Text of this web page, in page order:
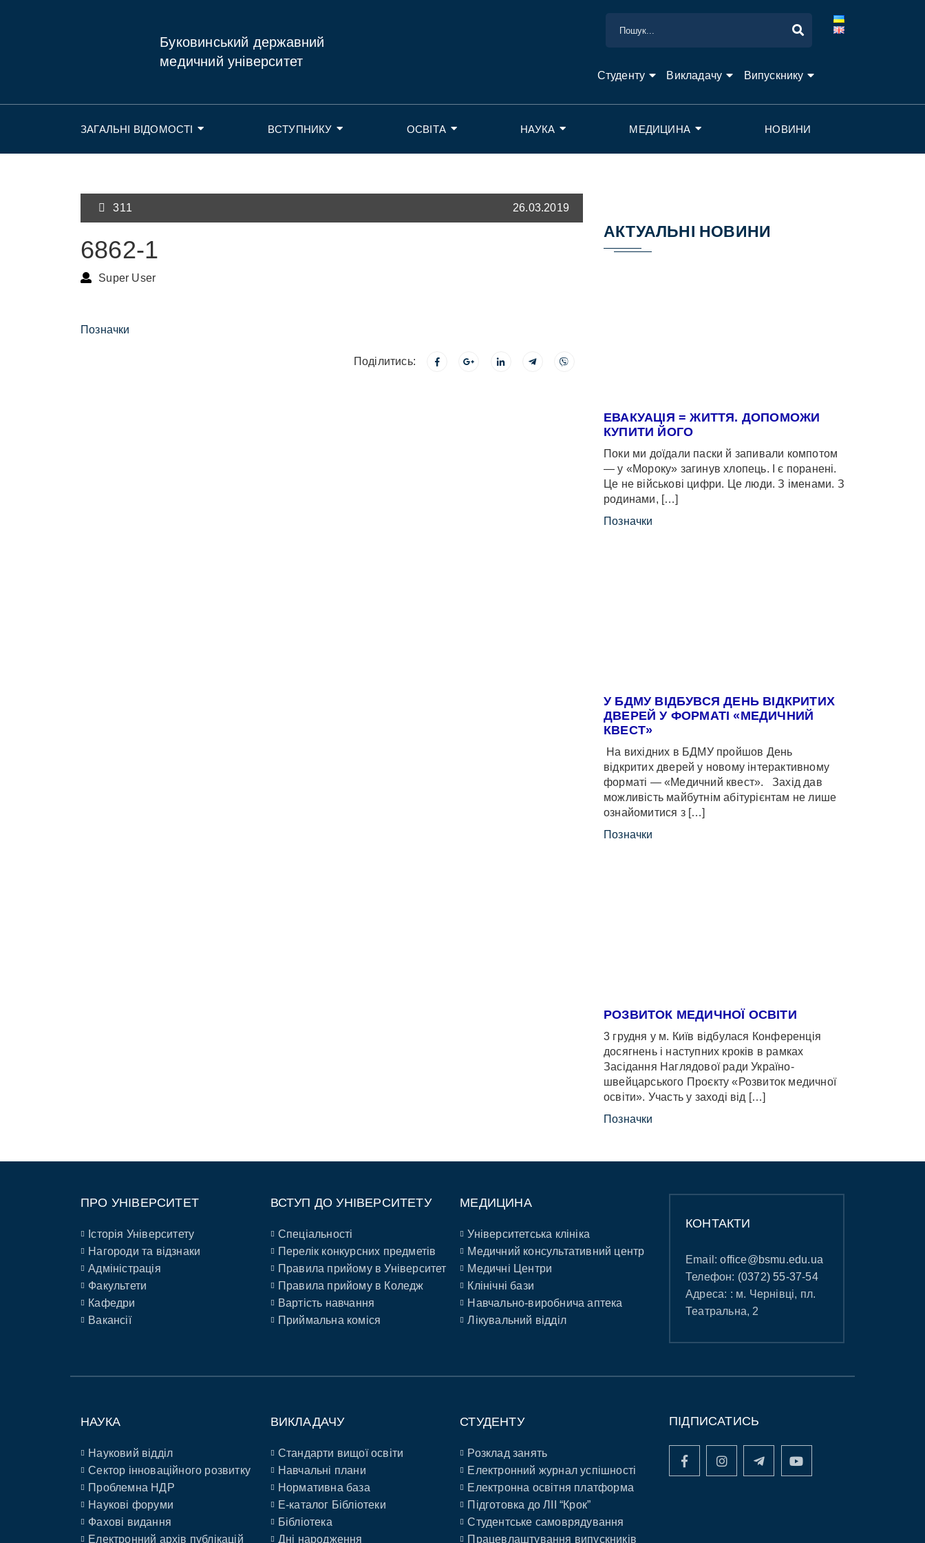
Буковинський державний
медичний університет
Студенту Викладачу Випускнику
ЗАГАЛЬНІ ВІДОМОСТІ ВСТУПНИКУ ОСВІТА НАУКА МЕДИЦИНА НОВИНИ
311 26.03.2019
6862-1
Super User
Позначки
Поділитись:
АКТУАЛЬНІ НОВИНИ
ЕВАКУАЦІЯ = ЖИТТЯ. ДОПОМОЖИ
КУПИТИ ЙОГО
Поки ми доїдали паски й запивали компотом
— у «Мороку» загинув хлопець. І є поранені.
Це не військові цифри. Це люди. З іменами. З
родинами, […]
Позначки
У БДМУ ВІДБУВСЯ ДЕНЬ ВІДКРИТИХ
ДВЕРЕЙ У ФОРМАТІ «МЕДИЧНИЙ
КВЕСТ»
На вихідних в БДМУ пройшов День
відкритих дверей у новому інтерактивному
форматі — «Медичний квест». Захід дав
можливість майбутнім абітурієнтам не лише
ознайомитися з […]
Позначки
РОЗВИТОК МЕДИЧНОЇ ОСВІТИ
3 грудня у м. Київ відбулася Конференція
досягнень і наступних кроків в рамках
Засідання Наглядової ради Україно-
швейцарського Проєкту «Розвиток медичної
освіти». Участь у заході від […]
Позначки
ПРО УНІВЕРСИТЕТ
Історія Університету
Нагороди та відзнаки
Адміністрація
Факультети
Кафедри
Вакансії
ВСТУП ДО УНІВЕРСИТЕТУ
Спеціальності
Перелік конкурсних предметів
Правила прийому в Університет
Правила прийому в Коледж
Вартість навчання
Приймальна коміся
МЕДИЦИНА
Університетська клініка
Медичний консультативний центр
Медичні Центри
Клінічні бази
Навчально-виробнича аптека
Лікувальний відділ
КОНТАКТИ
Email:office@bsmu.edu.ua
Телефон: (0372) 55-37-54
Адреса: : м. Чернівці, пл.
Театральна, 2
НАУКА
Науковий відділ
Сектор інноваційного розвитку
Проблемна НДР
Наукові форуми
Фахові видання
Електронний архів публікацій
ВИКЛАДАЧУ
Стандарти вищої освіти
Навчальні плани
Нормативна база
E-каталог Бібліотеки
Бібліотека
Дні народження
СТУДЕНТУ
Розклад занять
Електронний журнал успішності
Електронна освітня платформа
Підготовка до ЛІІ “Крок”
Студентське самоврядування
Працевлаштування випускників
ПІДПИСАТИСЬ